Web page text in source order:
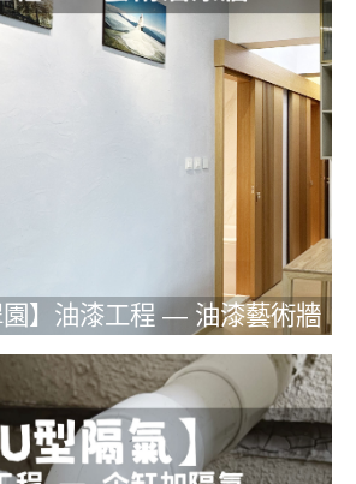
園】油漆工程 — 油漆藝術牆